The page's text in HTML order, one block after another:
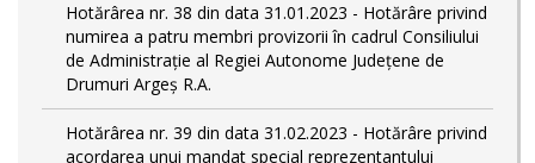
Hotărârea nr. 38 din data 31.01.2023 - Hotărâre privind
numirea a patru membri provizorii în cadrul Consiliului
de Administraţie al Regiei Autonome Judeţene de
Drumuri Argeş R.A.
Hotărârea nr. 39 din data 31.02.2023 - Hotărâre privind
acordarea unui mandat special reprezentantului